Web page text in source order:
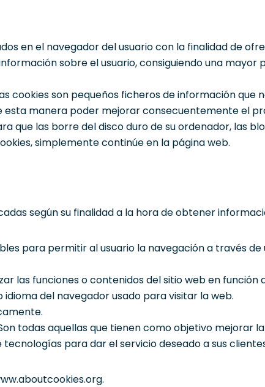
en el navegador del usuario con la finalidad de
sobre el usuario, consiguiendo una mayor
cookies son pequeños ficheros de información
manera poder mejorar consecuentemente el
las borre del disco duro de su ordenador, las
simplemente continúe en la página web.
según su finalidad a la hora de obtener
para permitir al usuario la navegación a través
las funciones o contenidos del sitio web en
del navegador usado para visitar la web.
todas aquellas que tienen como objetivo mejorar
para dar el servicio deseado a sus